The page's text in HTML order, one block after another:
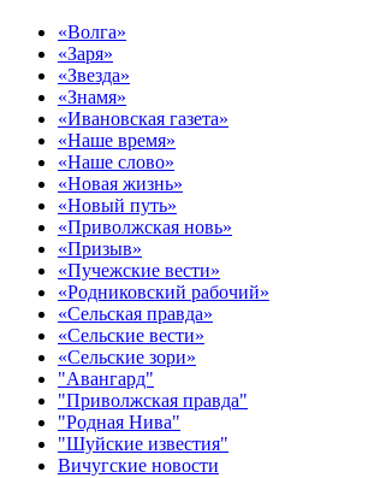
«Волга»
«Заря»
«Звезда»
«Знамя»
«Ивановская газета»
«Наше время»
«Наше слово»
«Новая жизнь»
«Новый путь»
«Приволжская новь»
«Призыв»
«Пучежские вести»
«Родниковский рабочий»
«Сельская правда»
«Сельские вести»
«Сельские зори»
"Авангард"
"Приволжская правда"
"Родная Нива"
"Шуйские известия"
Вичугские новости